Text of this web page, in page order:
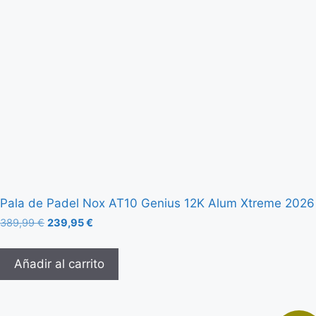
Pala de Padel Nox AT10 Genius 12K Alum Xtreme 2026
389,99€ 239,95€
Añadir al carrito